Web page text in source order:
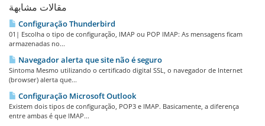
مقالات مشابهة
Configuração Thunderbird
01| Escolha o tipo de configuração, IMAP ou POP IMAP: As mensagens ficam
armazenadas no...
Navegador alerta que site não é seguro
Sintoma Mesmo utilizando o certificado digital SSL, o navegador de Internet
(browser) alerta que...
Configuração Microsoft Outlook
Existem dois tipos de configuração, POP3 e IMAP. Basicamente, a diferença
entre ambas é que IMAP...